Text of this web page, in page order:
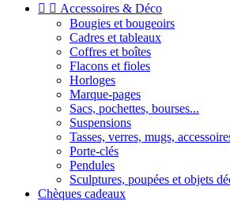
  Accessoires & Déco
Bougies et bougeoirs
Cadres et tableaux
Coffres et boîtes
Flacons et fioles
Horloges
Marque-pages
Sacs, pochettes, bourses...
Suspensions
Tasses, verres, mugs,
Porte-clés
Pendules
Sculptures, poupées et objets
Chèques cadeaux